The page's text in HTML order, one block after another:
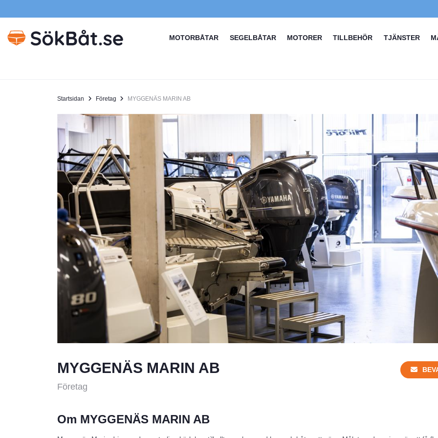
MOTORBÅTAR SEGELBÅTAR MOTORER TILLBEHÖR TJÄNSTER
Startsidan Företag MYGGENÄS MARIN AB
MYGGENÄS MARIN AB
Företag
Om MYGGENÄS MARIN AB